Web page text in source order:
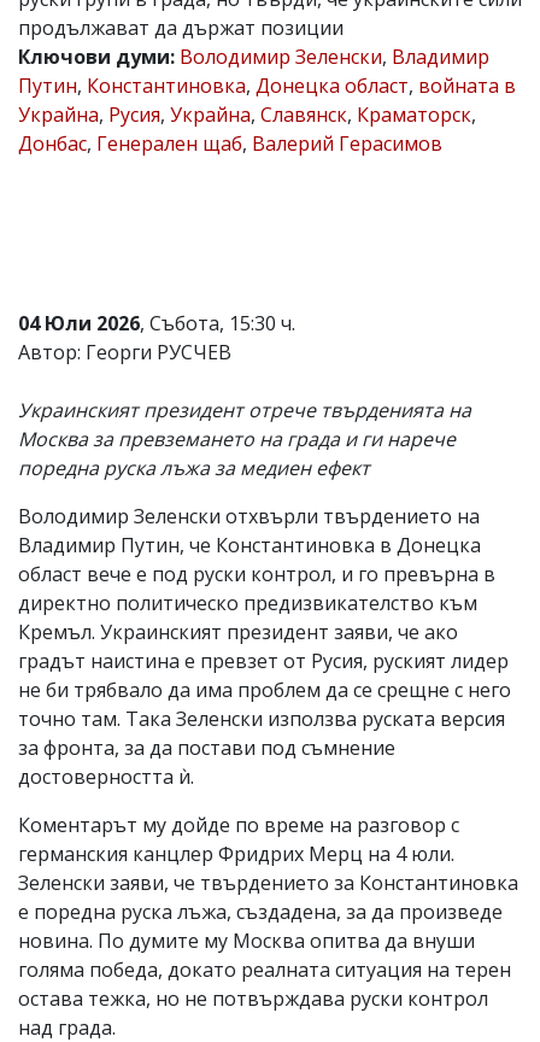
Коментарите
под
статиите
се
въвеждат
от
читателите
Ако
откриете
вас
коментар,
моля
сигнализирайте
продължават да държат позиции
Ключови думи: Володимир Зеленски, Владимир
Путин, Константиновка, Донецка област, войната в
Украйна, Русия, Украйна, Славянск, Краматорск,
Донбас, Генерален щаб, Валерий Герасимов
04 Юли 2026, Събота, 15:30 ч.
Автор: Георги РУСЧЕВ
Украинският президент отрече твърденията на
Москва за превземането на града и ги нарече
поредна руска лъжа за медиен ефект
Володимир Зеленски отхвърли твърдението на
Владимир Путин, че Константиновка в Донецка
област вече е под руски контрол, и го превърна в
директно политическо предизвикателство към
Кремъл. Украинският президент заяви, че ако
градът наистина е превзет от Русия, руският лидер
не би трябвало да има проблем да се срещне с него
точно там. Така Зеленски използва руската версия
за фронта, за да постави под съмнение
достоверността ѝ.
Коментарът му дойде по време на разговор с
германския канцлер Фридрих Мерц на 4 юли.
Зеленски заяви, че твърдението за Константиновка
е поредна руска лъжа, създадена, за да произведе
новина. По думите му Москва опитва да внуши
голяма победа, докато реалната ситуация на терен
остава тежка, но не потвърждава руски контрол
над града.